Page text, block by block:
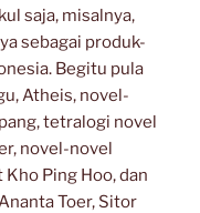
saja, misalnya,
sebagai produk-
Begitu pula
Atheis, novel-
tetralogi novel
novel-novel
Ping Hoo, dan
Toer, Sitor